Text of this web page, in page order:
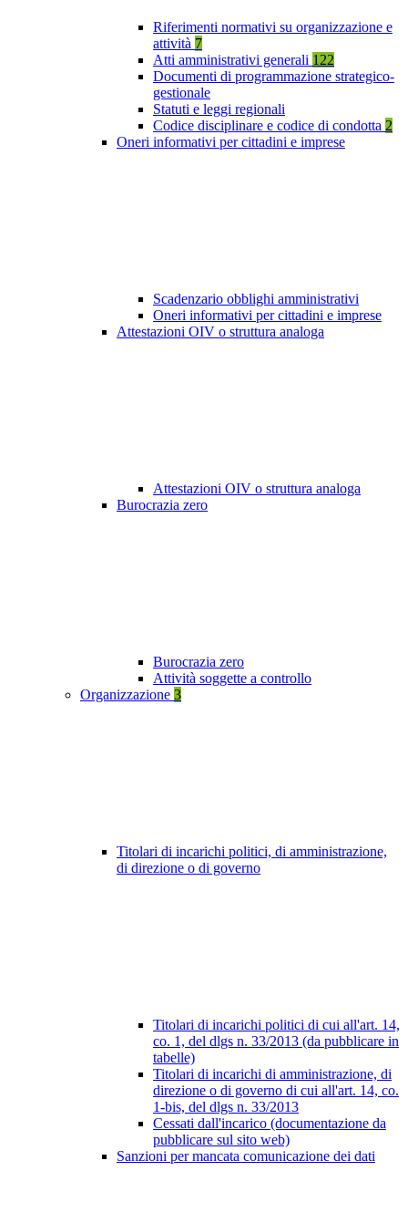
Riferimenti normativi su organizzazione e
attività 7
Atti amministrativi generali 122
Documenti di programmazione strategico-
gestionale
Statuti e leggi regionali
Codice disciplinare e codice di condotta 2
Oneri informativi per cittadini e imprese
Scadenzario obblighi amministrativi
Oneri informativi per cittadini e imprese
Attestazioni OIV o struttura analoga
Attestazioni OIV o struttura analoga
Burocrazia zero
Burocrazia zero
Attività soggette a controllo
Organizzazione 3
Titolari di incarichi politici, di amministrazione,
di direzione o di governo
Titolari di incarichi politici di cui all'art. 14,
co. 1, del dlgs n. 33/2013 (da pubblicare in
tabelle)
Titolari di incarichi di amministrazione, di
direzione o di governo di cui all'art. 14, co.
1-bis, del dlgs n. 33/2013
Cessati dall'incarico (documentazione da
pubblicare sul sito web)
Sanzioni per mancata comunicazione dei dati